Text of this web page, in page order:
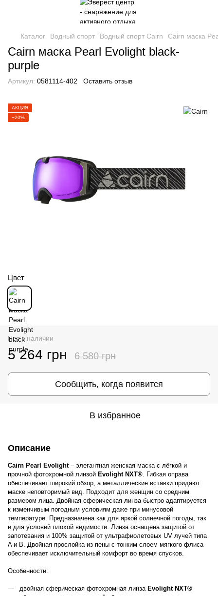
Каталог Водный спорт Водный спорт Cairn Cairn маска
Cairn маска Pearl Evolight black-
purple
Артикул: 0581114-402 Оставить отзыв
АКЦИЯ
−20%
Цвет
Нет в наличии
5 264 грн 6 580 грн
Сообщить, когда появится
В избранное
Описание
Cairn Pearl Evolight– элегантная женская маска с лёгкой и
прочной фотохромной линзой Evolight NXT® . Гибкая оправа
обеспечивает широкий обзор, а металлические вставки придают
маске неповторимый вид. Подходит для женщин со средним
размером лица. Двойная сферическая линза быстро адаптируется
к изменчивым погодным условиям даже при минусовой
температуре. Предназначена как для яркой солнечной погоды, так
и для условий плохой видимости. Линза оснащена защитой от
запотевания и 100% защитой от ультрафиолетовых UV лучей типа
A и B. Двойная прослойка из пены с тонким слоем мягкого флиса
обеспечивает исключительный комфорт во время спусков.
Особенности:
двойная сферическая фотохромная линза Evolight NXT®